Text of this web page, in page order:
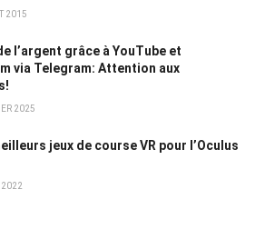
2015
l’argent grâce à YouTube et
via Telegram: Attention aux
2025
jeux de course VR pour l’Oculus
2022